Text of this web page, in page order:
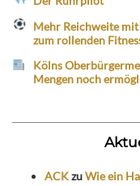
Mehr Reichweite mit
zum rollenden
Kölns
Mengen noch
ACKzuWie ein